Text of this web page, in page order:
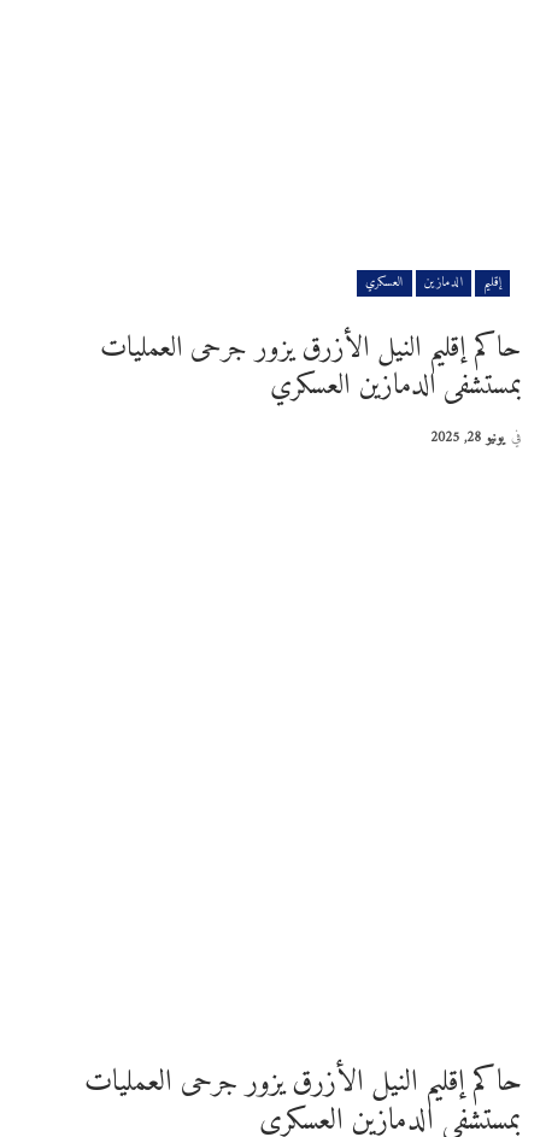
إقليم الدمازين العسكري
حاكم إقليم النيل الأزرق يزور جرحى العمليات
بمستشفى الدمازين العسكري
في يونيو 28, 2025
حاكم إقليم النيل الأزرق يزور جرحى العمليات
بمستشفى الدمازين العسكري